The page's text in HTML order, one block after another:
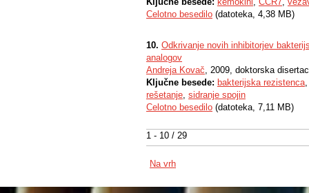
1 - 10 / 29
Celotno besedilo (datoteka, 4,38 MB)
10. Odkrivanje novih inhibitorjev
analogov
Andreja Kovač, 2009, doktorska
Ključne besede: bakterijska rezistenca
rešetanje, sidranje spojin
Celotno besedilo (datoteka, 7,11 MB)
Na vrh